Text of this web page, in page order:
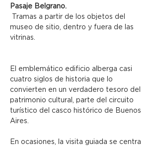
Pasaje Belgrano.
museo de sitio, dentro y fuera de las
vitrinas.
El emblemático edificio alberga casi
cuatro siglos de historia que lo
convierten en un verdadero tesoro del
patrimonio cultural, parte del circuito
turístico del casco histórico de Buenos
Aires.
En ocasiones, la visita guiada se centra